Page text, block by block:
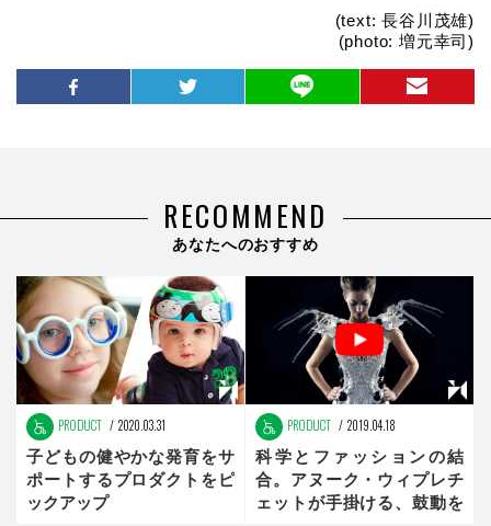
(text: 長谷川茂雄)
(photo: 増元幸司)
RECOMMEND
あなたへのおすすめ
PRODUCT 2020.03.31
子どもの健やかな発育をサ
ポートするプロダクトをピ
ックアップ
PRODUCT 2019.04.18
科学とファッションの結
合。アヌーク・ウィプレチ
ェットが手掛ける、鼓動を